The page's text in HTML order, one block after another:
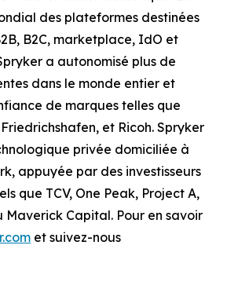
des plateformes destinées
B2C, marketplace, IdO et
a autonomisé plus de
dans le monde entier et
de marques telles que
et Ricoh. Spryker
privée domiciliée à
appuyée par des investisseurs
que TCV, One Peak, Project A,
Maverick Capital. Pour en savoir
et suivez-nous